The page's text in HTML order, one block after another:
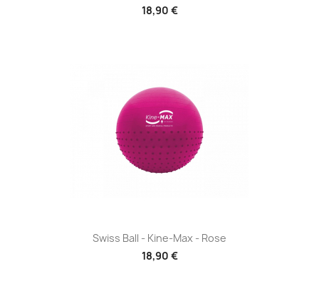
18,90 €
Swiss Ball - Kine-Max - Rose
18,90 €